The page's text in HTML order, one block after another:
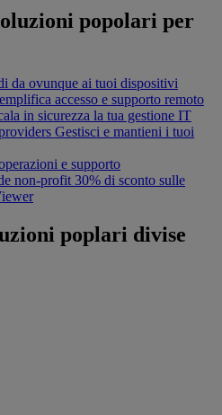
popolari per
da ovunque ai tuoi dispositivi
accesso e supporto remoto
in sicurezza la tua gestione IT
Gestisci e mantieni i tuoi
e supporto
non-profit 30% di sconto sulle
poplari divise